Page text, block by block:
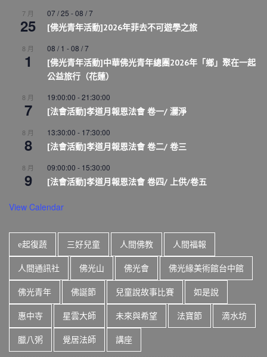
7 月
25
07 / 25 -08 / 7
[佛光青年活動]2026年菲去不可遊學之旅
8 月
1
08 / 1 -08 / 7
[佛光青年活動]中華佛光青年總團2026年「鄉」聚在一起
公益旅行（花蓮）
8 月
7
19:00:00 -21:30:00
[法會活動]孝道月報恩法會 卷一/ 灑淨
8 月
8
13:30:00 - 17:30:00
[法會活動]孝道月報恩法會 卷二/ 卷三
8 月
9
09:00:00 - 15:30:00
[法會活動]孝道月報恩法會 卷四/ 上供/卷五
View Calendar
e起復蔬 三好兒童 人間佛教 人間福報
人間通訊社 佛光山 佛光會 佛光緣美術館台中館
佛光青年 佛誕節 兒童說故事比賽 如是說
惠中寺 星雲大師 未來與希望 法寶節 滴水坊
臘八粥 覺居法師 講座